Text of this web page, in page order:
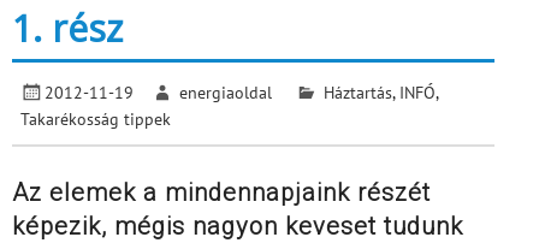
1. rész
2012-11-19 energiaoldal Háztartás, INFÓ,
Takarékosság tippek
Az elemek a mindennapjaink részét
képezik, mégis nagyon keveset tudunk